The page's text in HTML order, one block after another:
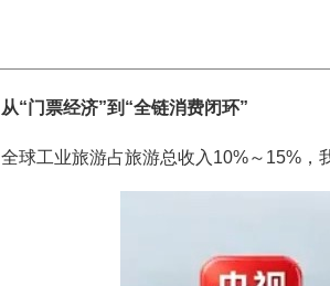
从“门票经济”到“全链消费闭环”
全球工业旅游占旅游总收入10%～15%，